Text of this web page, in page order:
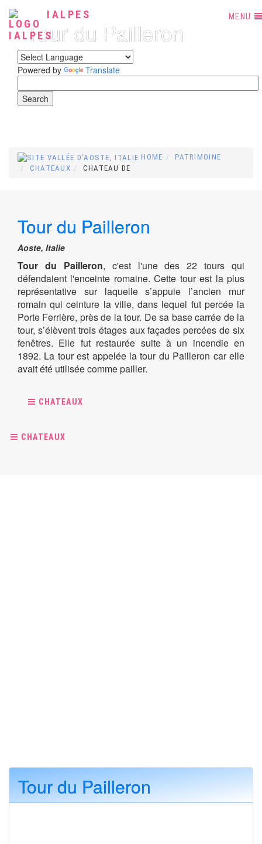
IALPES MENU
Tour du Pailleron
Powered by Translate
HOME
PATRIMOINE
CHATEAUX
CHATEAU DE
Tour du Pailleron
Aoste, Italie
Tour du Pailleron, c'est l'une des 22 tours qui
défendaient l'enceinte romaine. Cette tour est la plus
représentative sur laquelle s’appuie l’ancien mur
romain qui ceinture la ville, dans lequel fut percée la
Porte Ferrière, près de la tour. De sa base carrée de la
tour, s’élèvent trois étages aux façades percées de six
fenêtres. Elle fut restaurée suite à un incendie en
1892. La tour est appelée la tour du Pailleron car elle
avait été utilisée comme pailler.
CHATEAUX
CHATEAUX
Tour du Pailleron